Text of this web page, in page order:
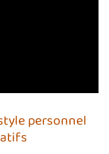
personnel